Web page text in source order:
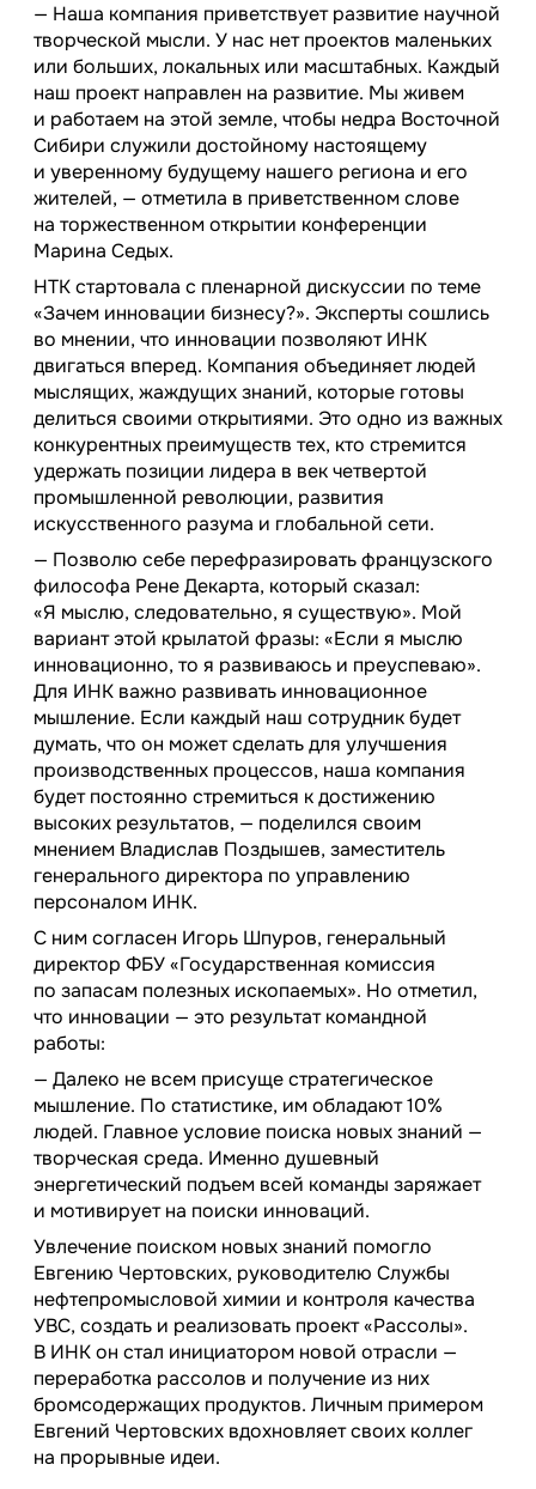
— Наша компания приветствует развитие научной
творческой мысли. У нас нет проектов маленьких
или больших, локальных или масштабных. Каждый
наш проект направлен на развитие. Мы живем
и работаем на этой земле, чтобы недра Восточной
Сибири служили достойному настоящему
и уверенному будущему нашего региона и его
жителей, — отметила в приветственном слове
на торжественном открытии конференции
Марина Седых.
НТК стартовала с пленарной дискуссии по теме
«Зачем инновации бизнесу?». Эксперты сошлись
во мнении, что инновации позволяют ИНК
двигаться вперед. Компания объединяет людей
мыслящих, жаждущих знаний, которые готовы
делиться своими открытиями. Это одно из важных
конкурентных преимуществ тех, кто стремится
удержать позиции лидера в век четвертой
промышленной революции, развития
искусственного разума и глобальной сети.
— Позволю себе перефразировать французского
философа Рене Декарта, который сказал:
«Я мыслю, следовательно, я существую». Мой
вариант этой крылатой фразы: «Если я мыслю
инновационно, то я развиваюсь и преуспеваю».
Для ИНК важно развивать инновационное
мышление. Если каждый наш сотрудник будет
думать, что он может сделать для улучшения
производственных процессов, наша компания
будет постоянно стремиться к достижению
высоких результатов, — поделился своим
мнением Владислав Поздышев, заместитель
генерального директора по управлению
персоналом ИНК.
С ним согласен Игорь Шпуров, генеральный
директор ФБУ «Государственная комиссия
по запасам полезных ископаемых». Но отметил,
что инновации — это результат командной
работы:
— Далеко не всем присуще стратегическое
мышление. По статистике, им обладают 10%
людей. Главное условие поиска новых знаний —
творческая среда. Именно душевный
энергетический подъем всей команды заряжает
и мотивирует на поиски инноваций.
Увлечение поиском новых знаний помогло
Евгению Чертовских, руководителю Службы
нефтепромысловой химии и контроля качества
УВС, создать и реализовать проект «Рассолы».
В ИНК он стал инициатором новой отрасли —
переработка рассолов и получение из них
бромсодержащих продуктов. Личным примером
Евгений Чертовских вдохновляет своих коллег
на прорывные идеи.